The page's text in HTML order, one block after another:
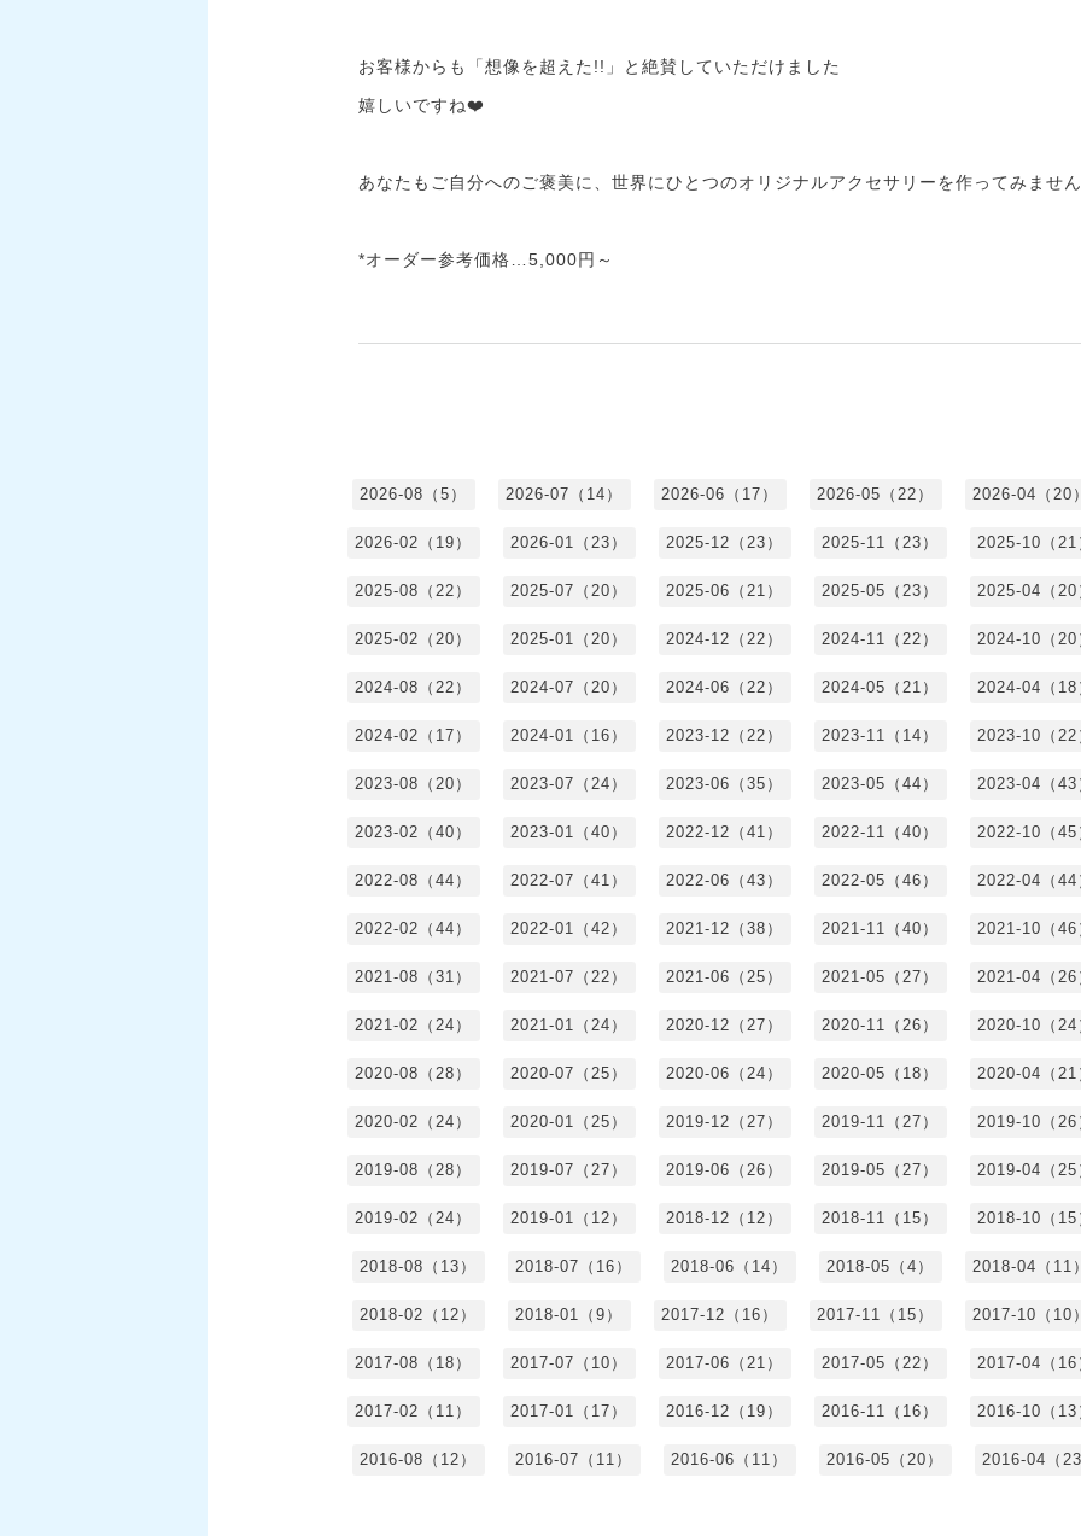
お客様からも「想像を超えた!!」と絶賛していただけました
嬉しいですね❤️
あなたもご自分へのご褒美に、世界にひとつのオリジナルアクセサリーを作ってみませ
*オーダー参考価格…5,000円～
2026-08（5） 2026-07（14） 2026-06（17） 2026-05（22） 2026-04（20
2026-02（19） 2026-01（23） 2025-12（23） 2025-11（23） 2025-10（21
2025-08（22） 2025-07（20） 2025-06（21） 2025-05（23） 2025-04（20
2025-02（20） 2025-01（20） 2024-12（22） 2024-11（22） 2024-10（20
2024-08（22） 2024-07（20） 2024-06（22） 2024-05（21） 2024-04（18
2024-02（17） 2024-01（16） 2023-12（22） 2023-11（14） 2023-10（22
2023-08（20） 2023-07（24） 2023-06（35） 2023-05（44） 2023-04（43
2023-02（40） 2023-01（40） 2022-12（41） 2022-11（40） 2022-10（45
2022-08（44） 2022-07（41） 2022-06（43） 2022-05（46） 2022-04（44
2022-02（44） 2022-01（42） 2021-12（38） 2021-11（40） 2021-10（46
2021-08（31） 2021-07（22） 2021-06（25） 2021-05（27） 2021-04（26
2021-02（24） 2021-01（24） 2020-12（27） 2020-11（26） 2020-10（24
2020-08（28） 2020-07（25） 2020-06（24） 2020-05（18） 2020-04（21
2020-02（24） 2020-01（25） 2019-12（27） 2019-11（27） 2019-10（26
2019-08（28） 2019-07（27） 2019-06（26） 2019-05（27） 2019-04（25
2019-02（24） 2019-01（12） 2018-12（12） 2018-11（15） 2018-10（15
2018-08（13） 2018-07（16） 2018-06（14） 2018-05（4） 2018-04（11
2018-02（12） 2018-01（9） 2017-12（16） 2017-11（15） 2017-10（10
2017-08（18） 2017-07（10） 2017-06（21） 2017-05（22） 2017-04（16
2017-02（11） 2017-01（17） 2016-12（19） 2016-11（16） 2016-10（13
2016-08（12） 2016-07（11） 2016-06（11） 2016-05（20） 2016-04（